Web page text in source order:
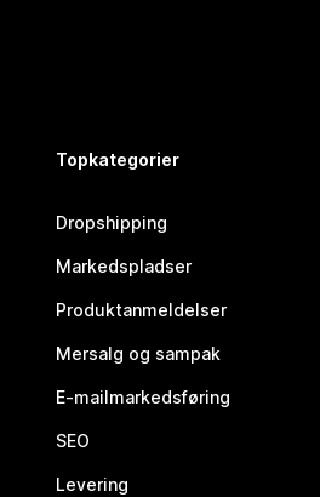
Topkategorier
Dropshipping
Markedspladser
Produktanmeldelser
Mersalg og sampak
E-mailmarkedsføring
SEO
Levering